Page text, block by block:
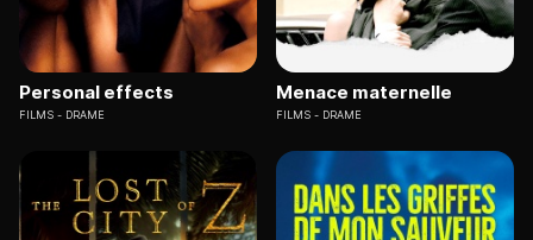
Personal effects
FILMS DRAME
Menace maternelle
FILMS DRAME